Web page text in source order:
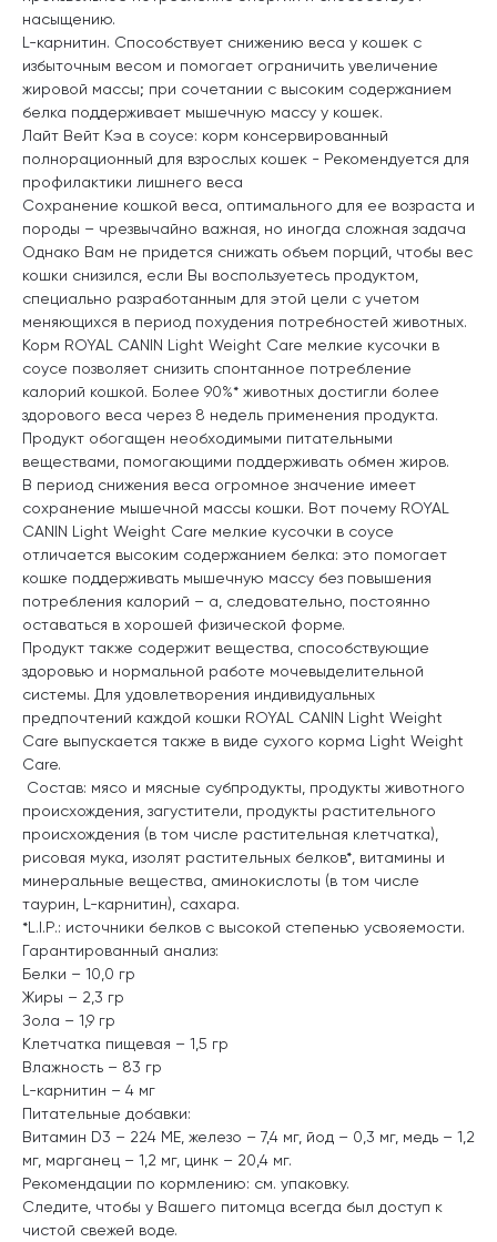
насыщению.
L-карнитин. Способствует снижению веса у кошек с
избыточным весом и помогает ограничить увеличение
жировой массы; при сочетании с высоким содержанием
белка поддерживает мышечную массу у кошек.
Лайт Вейт Кэа в соусе: корм консервированный
полнорационный для взрослых кошек - Рекомендуется для
профилактики лишнего веса
Сохранение кошкой веса, оптимального для ее возраста и
породы – чрезвычайно важная, но иногда сложная задача
Однако Вам не придется снижать объем порций, чтобы вес
кошки снизился, если Вы воспользуетесь продуктом,
специально разработанным для этой цели с учетом
меняющихся в период похудения потребностей животных.
Корм ROYAL CANIN Light Weight Care мелкие кусочки в
соусе позволяет снизить спонтанное потребление
калорий кошкой. Более 90%* животных достигли более
здорового веса через 8 недель применения продукта.
Продукт обогащен необходимыми питательными
веществами, помогающими поддерживать обмен жиров.
В период снижения веса огромное значение имеет
сохранение мышечной массы кошки. Вот почему ROYAL
CANIN Light Weight Care мелкие кусочки в соусе
отличается высоким содержанием белка: это помогает
кошке поддерживать мышечную массу без повышения
потребления калорий – а, следовательно, постоянно
оставаться в хорошей физической форме.
Продукт также содержит вещества, способствующие
здоровью и нормальной работе мочевыделительной
системы. Для удовлетворения индивидуальных
предпочтений каждой кошки ROYAL CANIN Light Weight
Care выпускается также в виде сухого корма Light Weight
Care.
Состав: мясо и мясные субпродукты, продукты животного
происхождения, загустители, продукты растительного
происхождения (в том числе растительная клетчатка),
рисовая мука, изолят растительных белков*, витамины и
минеральные вещества, аминокислоты (в том числе
таурин, L-карнитин), сахара.
*L.I.P.: источники белков с высокой степенью усвояемости.
Гарантированный анализ:
Белки – 10,0 гр
Жиры – 2,3 гр
Зола – 1,9 гр
Клетчатка пищевая – 1,5 гр
Влажность – 83 гр
L-карнитин – 4 мг
Питательные добавки:
Витамин D3 – 224 ME, железо – 7,4 мг, йод – 0,3 мг, медь – 1,2
мг, марганец – 1,2 мг, цинк – 20,4 мг.
Рекомендации по кормлению: см. упаковку.
Следите, чтобы у Вашего питомца всегда был доступ к
чистой свежей воде.